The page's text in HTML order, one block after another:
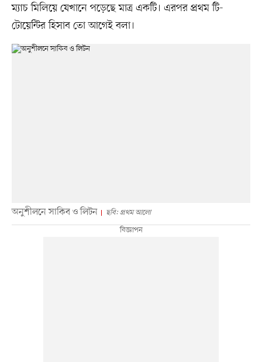
ম্যাচ মিলিয়ে যেখানে পড়েছে মাত্র একটি। এরপর প্রথম টি-
টোয়েন্টির হিসাব তো আগেই বলা।
অনুশীলনে সাকিব ও লিটন ছবি: প্রথম আলো